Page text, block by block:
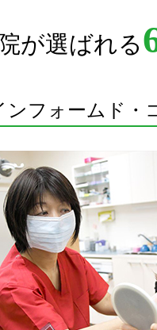
が選ばれる
ンフォームド・